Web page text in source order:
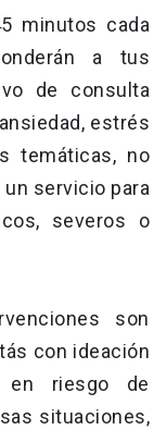
minutos cada
a tus
de consulta
estrés
temáticas, no
servicio para
severos o
son
con ideación
en riesgo de
situaciones,